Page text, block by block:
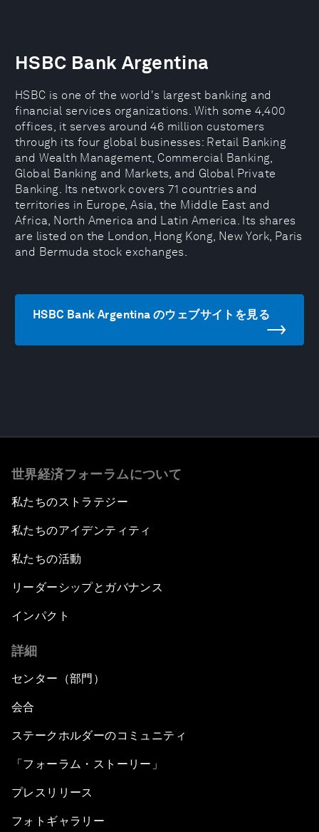
HSBC Bank Argentina
HSBC is one of the world's largest banking and
financial services organizations. With some 4,400
offices, it serves around 46 million customers
through its four global businesses: Retail Banking
and Wealth Management, Commercial Banking,
Global Banking and Markets, and Global Private
Banking. Its network covers 71 countries and
territories in Europe, Asia, the Middle East and
Africa, North America and Latin America. Its shares
are listed on the London, Hong Kong, New York, Paris
and Bermuda stock exchanges.
HSBC Bank Argentina のウェブサイトを見る
世界経済フォーラムについて
私たちのストラテジー
私たちのアイデンティティ
私たちの活動
リーダーシップとガバナンス
インパクト
詳細
センター（部門）
会合
ステークホルダーのコミュニティ
「フォーラム・ストーリー」
プレスリリース
フォトギャラリー